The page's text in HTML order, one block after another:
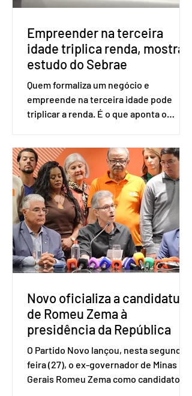
reconh
Empreender na terceira
idade triplica renda, mostra
estudo do Sebrae
Quem formaliza um negócio e
empreende na terceira idade pode
triplicar a renda. É o que aponta o
Amostra de Domicílio (PNAD Contínua),
do Serviço Brasileiro de Apoio às Micro
e Pequenas Empresas (Sebrae),
realizado a partir de dados do Instituto
Brasileiro de Geografia e Estatística
(IBGE). O estudo do Sebrae mostra que,
no quarto trimestre de 2025, os
empreendedores 60+ formalizados
atingiram o maior rendime
Novo oficializa a candidatura
de Romeu Zema à
presidência da República
O Partido Novo lançou, nesta segunda-
feira (27), o ex-governador de Minas
Gerais Romeu Zema como candidato à